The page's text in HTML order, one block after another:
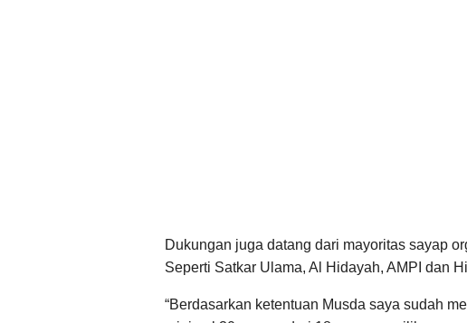
Dukungan juga datang dari mayoritas sayap
Seperti Satkar Ulama, Al Hidayah, AMPI dan
“Berdasarkan ketentuan Musda saya sudah